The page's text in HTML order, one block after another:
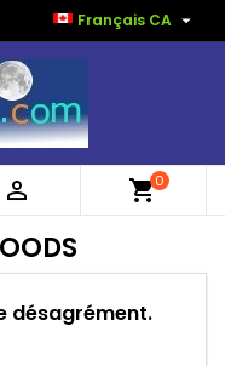
Français CA 
 shopping_cart0
désagrément.